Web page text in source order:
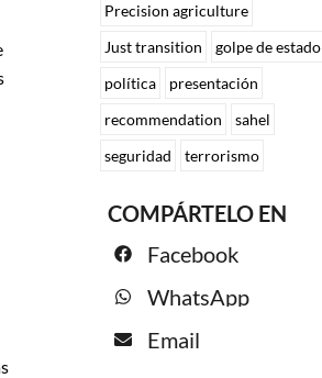
Precision agriculture
Just transition
golpe de estado
política
presentación
recommendation
sahel
seguridad
terrorismo
COMPÁRTELO EN
Facebook
WhatsApp
Email